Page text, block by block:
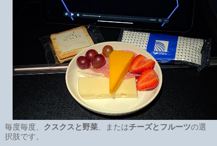
毎度毎度、 クスクスと野菜 、またはチーズとフルーツの選
択肢です。